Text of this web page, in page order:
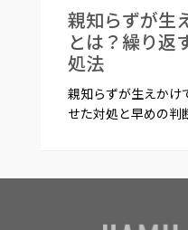
親知らずが生
とは？繰り返
処法
親知らずが生えかけ
せた対処と早めの判